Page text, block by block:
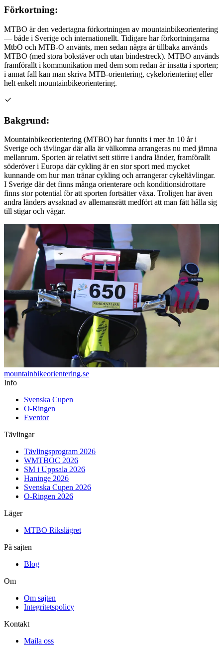
Förkortning:
MTBO är den vedertagna förkortningen av mountainbikeorientering
— både i Sverige och internationellt. Tidigare har förkortningarna
MtbO och MTB-O använts, men sedan några år tillbaka används
MTBO (med stora bokstäver och utan bindestreck). MTBO används
framförallt i kommunikation med dem som redan är insatta i sporten;
i annat fall kan man skriva MTB-orientering, cykelorientering eller
helt enkelt mountainbikeorientering.
Bakgrund:
Mountainbikeorientering (MTBO) har funnits i mer än 10 år i
Sverige och tävlingar där alla är välkomna arrangeras nu med jämna
mellanrum. Sporten är relativt sett större i andra länder, framförallt
söderöver i Europa där cykling är en stor sport med mycket
kunnande om hur man tränar cykling och arrangerar cykeltävlingar.
I Sverige där det finns många orienterare och konditionsidrottare
finns stor potential för att sporten fortsätter växa. Troligen har även
andra länders avsaknad av allemansrätt medfört att man fått hålla sig
till stigar och vägar.
mountainbikeorientering.se
Info
Svenska Cupen
O-Ringen
Eventor
Tävlingar
Tävlingsprogram 2026
WMTBOC 2026
SM i Uppsala 2026
Haninge 2026
Svenska Cupen 2026
O-Ringen 2026
Läger
MTBO Rikslägret
På sajten
Blog
Om
Om sajten
Integritetspolicy
Kontakt
Maila oss